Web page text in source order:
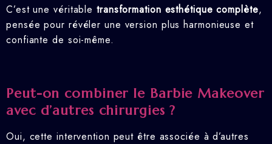
C’est une véritable transformation esthétique complète,
pensée pour révéler une version plus harmonieuse et
confiante de soi-même.
Peut-on combiner le Barbie Makeover
avec d’autres chirurgies ?
Oui, cette intervention peut être associée à d’autres